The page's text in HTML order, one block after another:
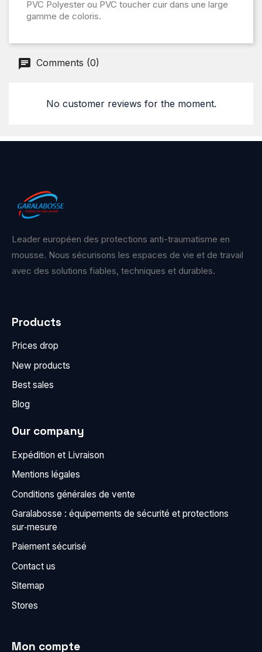
PVC Polyester ou PVC toucher cuir dans une large
gamme de coloris.
Comments (0)
No customer reviews for the moment.
Leader européen des protections anti-traumatisme en
mousse. Nous sécurisons les espaces de vie et de travail
avec des solutions fiables, techniques et durables.
Products
Prices drop
New products
Best sales
Blog
Our company
Expédition et Livraison
Mentions légales
Conditions générales de vente
Garalabosse : équipements de sécurité et protections
sur‑mesure
Paiement sécurisé
Contact us
Sitemap
Stores
Mon compte